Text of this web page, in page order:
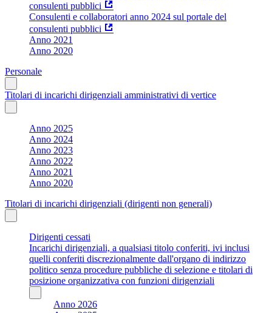
consulenti pubblici
Consulenti e collaboratori anno 2024 sul portale del
consulenti pubblici
Anno 2021
Anno 2020
Personale
Titolari di incarichi dirigenziali amministrativi di vertice
Anno 2025
Anno 2024
Anno 2023
Anno 2022
Anno 2021
Anno 2020
Titolari di incarichi dirigenziali (dirigenti non generali)
Dirigenti cessati
Incarichi dirigenziali, a qualsiasi titolo conferiti, ivi inclusi
quelli conferiti discrezionalmente dall'organo di indirizzo
politico senza procedure pubbliche di selezione e titolari di
posizione organizzativa con funzioni dirigenziali
Anno 2026